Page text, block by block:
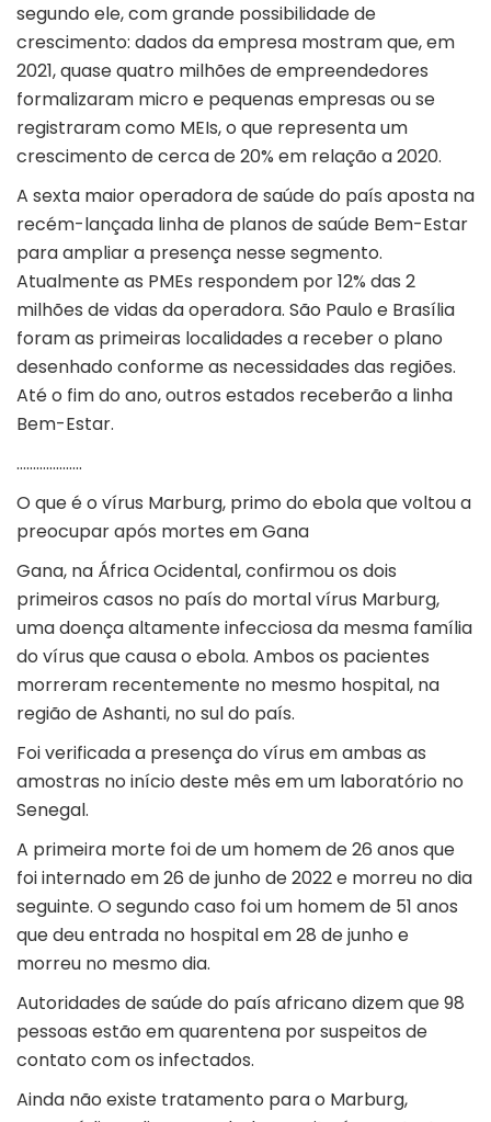
segundo ele, com grande possibilidade de
crescimento: dados da empresa mostram que, em
2021, quase quatro milhões de empreendedores
formalizaram micro e pequenas empresas ou se
registraram como MEIs, o que representa um
crescimento de cerca de 20% em relação a 2020.
A sexta maior operadora de saúde do país aposta na
recém-lançada linha de planos de saúde Bem-Estar
para ampliar a presença nesse segmento.
Atualmente as PMEs respondem por 12% das 2
milhões de vidas da operadora. São Paulo e Brasília
foram as primeiras localidades a receber o plano
desenhado conforme as necessidades das regiões.
Até o fim do ano, outros estados receberão a linha
Bem-Estar.
………………..
O que é o vírus Marburg, primo do ebola que voltou a
preocupar após mortes em Gana
Gana, na África Ocidental, confirmou os dois
primeiros casos no país do mortal vírus Marburg,
uma doença altamente infecciosa da mesma família
do vírus que causa o ebola. Ambos os pacientes
morreram recentemente no mesmo hospital, na
região de Ashanti, no sul do país.
Foi verificada a presença do vírus em ambas as
amostras no início deste mês em um laboratório no
Senegal.
A primeira morte foi de um homem de 26 anos que
foi internado em 26 de junho de 2022 e morreu no dia
seguinte. O segundo caso foi um homem de 51 anos
que deu entrada no hospital em 28 de junho e
morreu no mesmo dia.
Autoridades de saúde do país africano dizem que 98
pessoas estão em quarentena por suspeitos de
contato com os infectados.
Ainda não existe tratamento para o Marburg,